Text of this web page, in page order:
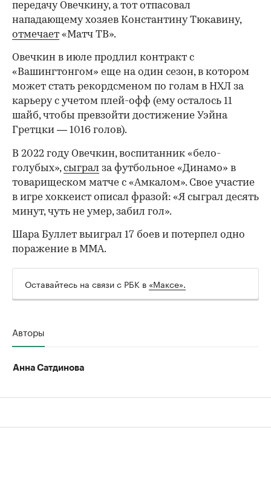
передачу Овечкину, а тот отпасовал
нападающему хозяев Константину Тюкавину,
отмечает «Матч ТВ».
Овечкин в июле продлил контракт с
«Вашингтонгом» еще на один сезон, в котором
может стать рекордсменом по голам в НХЛ за
карьеру с учетом плей-офф (ему осталось 11
шайб, чтобы превзойти достижение Уэйна
Гретцки — 1016 голов).
00:00 / 00:00
В 2022 году Овечкин, воспитанник «бело-
голубых»,сыграл за футбольное «Динамо» в
товарищеском матче с «Амкалом». Свое участие
в игре хоккеист описал фразой: «Я сыграл десять
минут, чуть не умер, забил гол».
Шара Буллет выиграл 17 боев и потерпел одно
поражение в ММА.
Оставайтесь на связи с РБК в «Максе».
Авторы
Анна Сатдинова